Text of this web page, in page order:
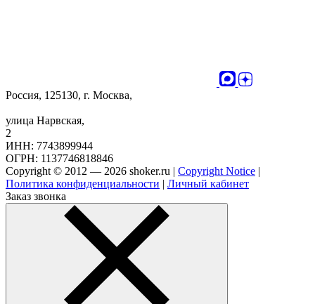
Россия, 125130, г. Москва,
улица Нарвская,
2
ИНН: 7743899944
ОГРН: 1137746818846
Copyright © 2012 — 2026 shoker.ru | Copyright Notice |
Политика конфиденциальности | Личный кабинет
Заказ звонка